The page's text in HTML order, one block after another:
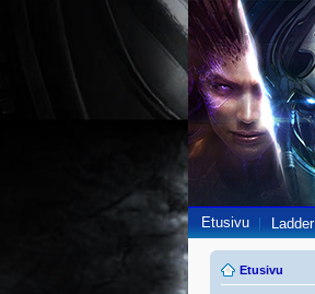
Etusivu Ladder
Etusivu